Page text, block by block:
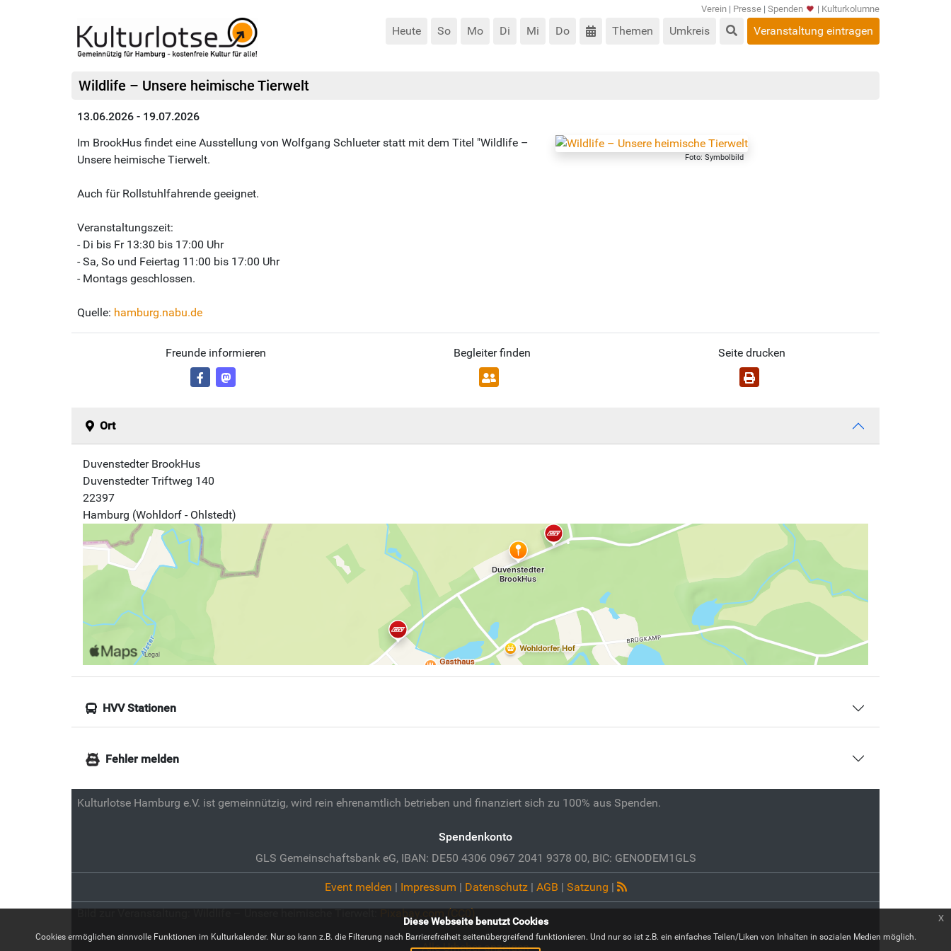
Verein | Presse | Spenden | Kulturkolumne
Heute So Mo Di Mi Do Themen Umkreis Veranstaltung eintragen
Wildlife – Unsere heimische Tierwelt
13.06.2026 - 19.07.2026
Foto: Symbolbild
Im BrookHus findet eine Ausstellung von Wolfgang Schlueter statt mit dem Titel "Wildlife –
Unsere heimische Tierwelt.
Auch für Rollstuhlfahrende geeignet.
Veranstaltungszeit:
- Di bis Fr 13:30 bis 17:00 Uhr
- Sa, So und Feiertag 11:00 bis 17:00 Uhr
- Montags geschlossen.
Quelle: hamburg.nabu.de
Freunde informieren Begleiter finden Seite drucken
Ort
Duvenstedter BrookHus
Duvenstedter Triftweg 140
22397
Hamburg (Wohldorf - Ohlstedt)
HVV Stationen
Fehler melden
Kulturlotse Hamburg e.V. ist gemeinnützig, wird rein ehrenamtlich betrieben und finanziert sich zu 100% aus Spenden.
Spendenkonto
GLS Gemeinschaftsbank eG, IBAN: DE50 4306 0967 2041 9378 00, BIC: GENODEM1GLS
Event melden | Impressum | Datenschutz| AGB | Satzung |
Bild zur Veranstaltung:Wildlife – Unsere heimische Tierwelt:Pixabay.com (CC0)
Alle Urheber anzeigen
Diese Webseite benutzt Cookies
Cookies ermöglichen sinnvolle Funktionen im Kulturkalender. Nur so kann z.B. die Filterung nach Barrierefreiheit seitenübergreifend funktionieren. Und nur so ist z.B. ein einfaches Teilen/Liken von Inhalten in sozialen Medien möglich.
x